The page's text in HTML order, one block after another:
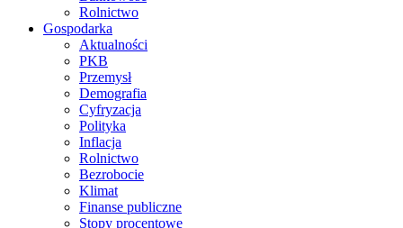
Rolnictwo
Gospodarka
Aktualności
PKB
Przemysł
Demografia
Cyfryzacja
Polityka
Inflacja
Rolnictwo
Bezrobocie
Klimat
Finanse publiczne
Stopy procentowe